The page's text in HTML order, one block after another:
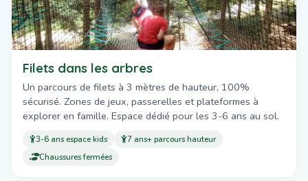
Filets dans les arbres
Un parcours de filets à 3 mètres de hauteur, 100%
sécurisé. Zones de jeux, passerelles et plateformes à
explorer en famille. Espace dédié pour les 3-6 ans au sol.
3-6 ans espace kids
7 ans+ parcours hauteur
Chaussures fermées